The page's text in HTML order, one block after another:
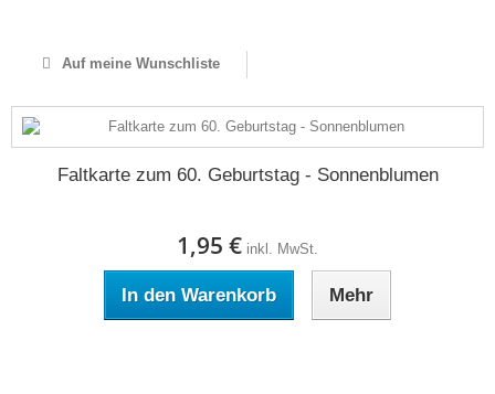
Auf meine Wunschliste
Faltkarte zum 60. Geburtstag - Sonnenblumen
1,95 € inkl. MwSt.
In den Warenkorb Mehr